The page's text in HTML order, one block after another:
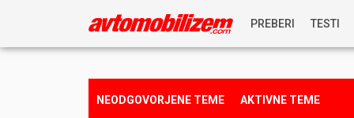
PREBERI TESTI
NEODGOVORJENE TEME AKTIVNE TEME